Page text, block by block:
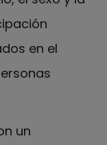
en el
un